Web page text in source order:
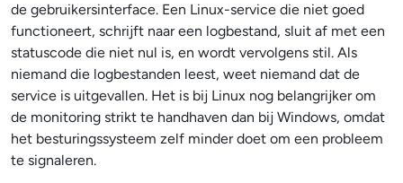
de gebruikersinterface. Een Linux-service die niet goed
functioneert, schrijft naar een logbestand, sluit af met een
statuscode die niet nul is, en wordt vervolgens stil. Als
niemand die logbestanden leest, weet niemand dat de
service is uitgevallen. Het is bij Linux nog belangrijker om
de monitoring strikt te handhaven dan bij Windows, omdat
het besturingssysteem zelf minder doet om een probleem
te signaleren.